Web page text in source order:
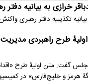
خرازی به بیانیه دفتر
تکذیبیه دفتر رهبری
طرح راهبردی
گفت: متن اولیۀ طرح
هرمز و خلیج‌فارس» در